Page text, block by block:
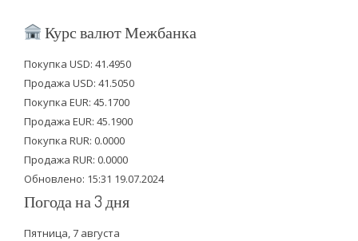
i
t
e
r
b
o
o
k
u
b
e
Курс валют Межбанка
Покупка USD: 41.4950
Продажа USD: 41.5050
Покупка EUR: 45.1700
Продажа EUR: 45.1900
Покупка RUR: 0.0000
Продажа RUR: 0.0000
Обновлено: 15:31 19.07.2024
Погода на 3 дня
Пятница, 7 августа